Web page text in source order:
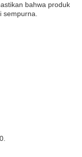
bahwa produk